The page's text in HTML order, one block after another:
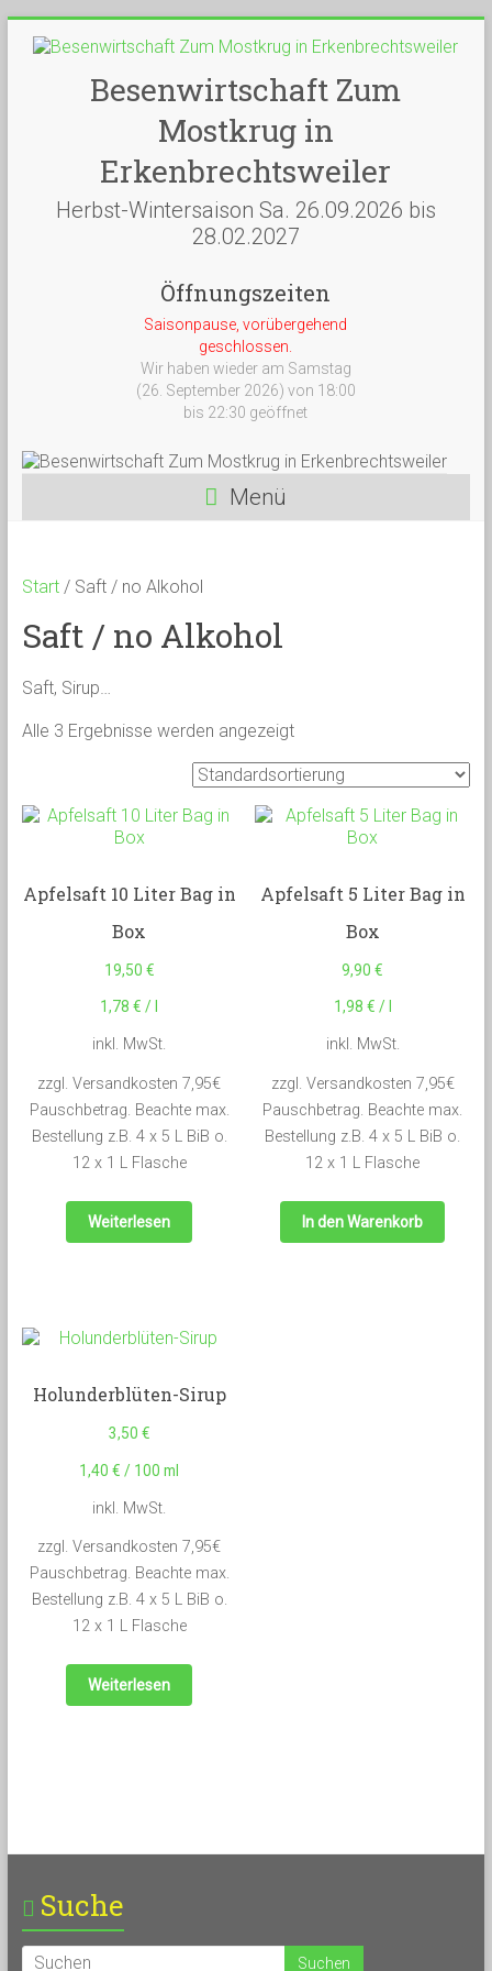
Besenwirtschaft Zum
Mostkrug in
Erkenbrechtsweiler
Herbst-Wintersaison Sa. 26.09.2026 bis
28.02.2027
Öffnungszeiten
Saisonpause, vorübergehend
geschlossen.
Wir haben wieder am Samstag
(26. September 2026) von 18:00
bis 22:30 geöffnet
Menü
Start/ Saft / no Alkohol
Saft / no Alkohol
Saft, Sirup…
Alle 3 Ergebnisse werden angezeigt
Apfelsaft 10 Liter Bag in
Box
19,50 €
1,78€ /
inkl. MwSt.
zzgl. Versandkosten 7,95€
Pauschbetrag. Beachte max.
Bestellung z.B. 4 x 5 L BiB o.
12 x 1 L Flasche
Weiterlesen
Apfelsaft 5 Liter Bag in
Box
9,90€
1,98 € /
inkl. MwSt.
zzgl. Versandkosten 7,95€
Pauschbetrag. Beachte max.
Bestellung z.B. 4 x 5 L BiB o.
12 x 1 L Flasche
In den Warenkorb
Holunderblüten-Sirup
3,50 €
1,40€ / 100 ml
inkl. MwSt.
zzgl. Versandkosten 7,95€
Pauschbetrag. Beachte max.
Bestellung z.B. 4 x 5 L BiB o.
12 x 1 L Flasche
Weiterlesen
Suche